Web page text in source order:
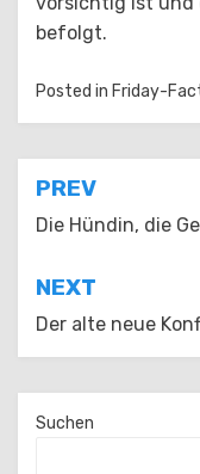
befolgt.
Posted in Friday-
PREV
Die Hündin, die
NEXT
Der alte neue
Suchen